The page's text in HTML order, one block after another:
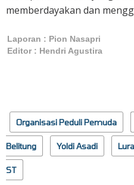
memberdayakan dan
Laporan : Pion Nasapri
Editor : Hendri Agustira
Organisasi Peduli Pemuda
Belitung Yoldi Asadi
ST